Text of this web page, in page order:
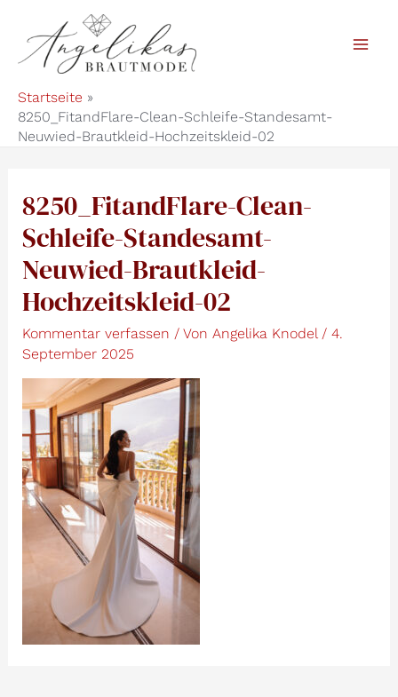
Inhalt
springen
Startseite
8250_FitandFlare-Clean-Schleife-Standesamt-
Neuwied-Brautkleid-Hochzeitskleid-02
8250_FitandFlare-Clean-
Schleife-Standesamt-
Neuwied-Brautkleid-
Hochzeitskleid-02
Kommentar verfassen / Von Angelika Knodel / 4.
September 2025